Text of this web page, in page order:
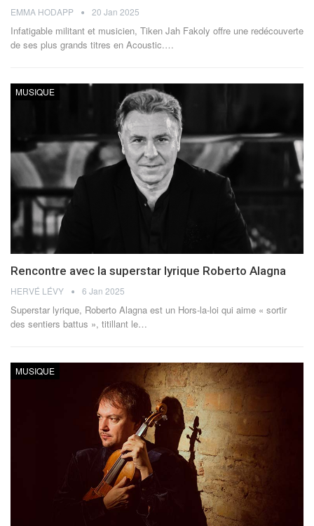
EMMA HODAPP 20 Jan 2025
Infatigable militant et musicien, Tiken Jah Fakoly offre une redécouverte
de ses plus grands titres en Acoustic.…
MUSIQUE
Rencontre avec la superstar lyrique Roberto Alagna
HERVÉ LÉVY 6 Jan 2025
Superstar lyrique, Roberto Alagna est un Hors-la-loi qui aime « sortir
des sentiers battus », titillant le…
MUSIQUE